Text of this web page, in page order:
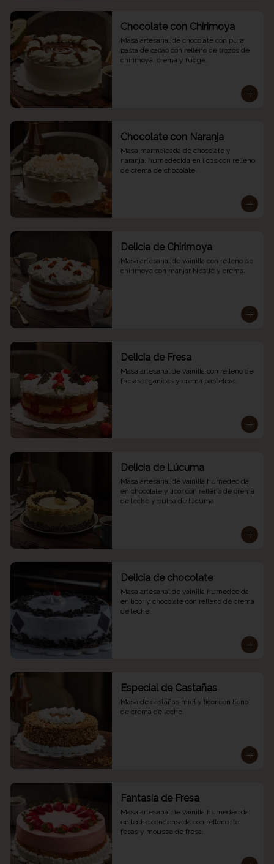
Chocolate con Chirimoya
Masa artesanal de chocolate con pura
pasta de cacao con relleno de trozos de
chirimoya, crema y fudge.
Chocolate con Naranja
Masa marmoleada de chocolate y
naranja, humedecida en licos con relleno
de crema de chocolate.
Delicia de Chirimoya
Masa artesanal de vainilla con relleno de
chirimoya con manjar Nestlé y crema.
Delicia de Fresa
Masa artesanal de vainilla con relleno de
fresas organicas y crema pastelera.
Delicia de Lúcuma
Masa artesanal de vainilla humedecida
en chocolate y licor con relleno de crema
de leche y pulpa de lúcuma.
Delicia de chocolate
Masa artesanal de vainilla humedecida
en licor y chocolate con relleno de crema
de leche.
Especial de Castañas
Masa de castañas miel y licor con lleno
de crema de leche.
Fantasia de Fresa
Masa artesanal de vainilla humedecida
en leche condensada con relleno de
fesas y mousse de fresa.